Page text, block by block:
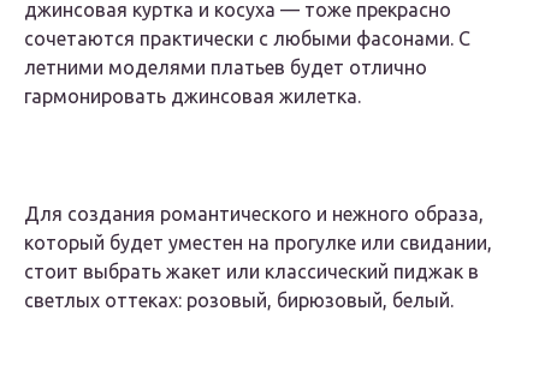
джинсовая куртка и косуха — тоже прекрасно
сочетаются практически с любыми фасонами. С
летними моделями платьев будет отлично
гармонировать джинсовая жилетка.
Для создания романтического и нежного образа,
который будет уместен на прогулке или свидании,
стоит выбрать жакет или классический пиджак в
светлых оттеках: розовый, бирюзовый, белый.